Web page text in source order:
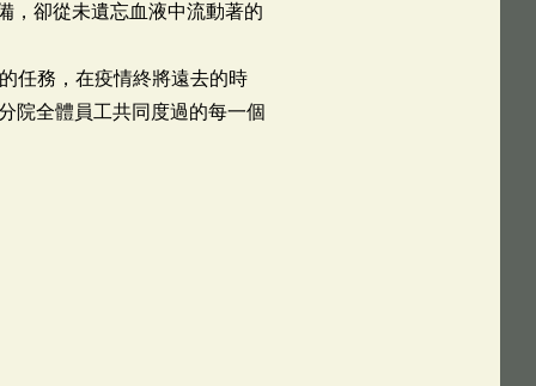
，卻從未遺忘血液中流動著的
任務，在疫情終將遠去的時
院全體員工共同度過的每一個